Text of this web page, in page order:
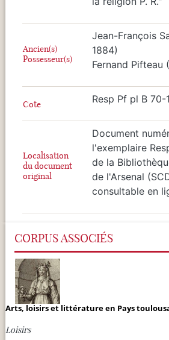
Ancien(s)
Possesseur(s)
Jean-François
1884)
Fernand Pifteau
Cote Resp Pf pl B 70-
Localisation
du document
original
Document
l'exemplaire
de la
de l'Arsenal
consultable en
CORPUS ASSOCIÉS
Arts, loisirs et littérature en Pays
Loisirs